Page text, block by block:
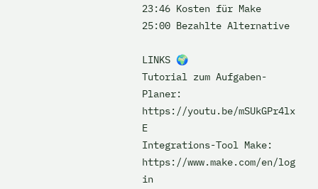
23:46 Kosten für Make
25:00 Bezahlte Alternative
LINKS 🌍
Tutorial zum Aufgaben-
Planer:
https://youtu.be/mSUkGPr4lx
E
Integrations-Tool Make:
https://www.make.com/en/log
in